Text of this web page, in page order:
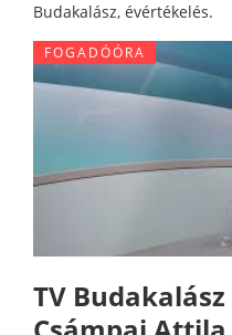
Budakalász, évértékelés.
FOGADÓÓRA
TV